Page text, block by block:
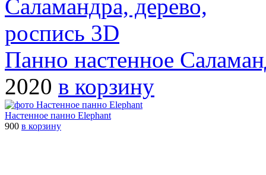
Панно настенное
2020 в корзину
Настенное панно Elephant
900 в корзину